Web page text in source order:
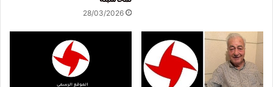
28/03/2026